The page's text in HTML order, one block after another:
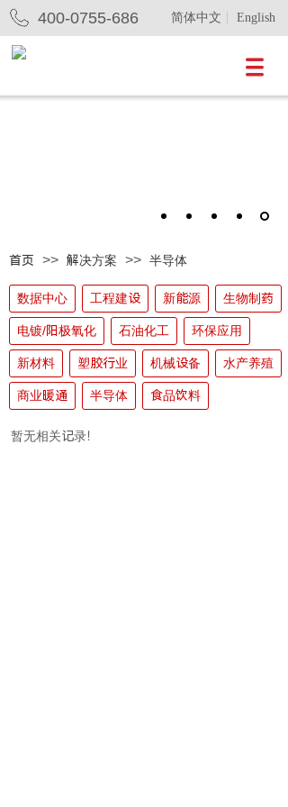
首页 >> 解决方案 >> 半导体
数据中心 工程建设 新能源 生物制药
电镀/阳极氧化 石油化工 环保应用
新材料 塑胶行业 机械设备 水产养殖
商业暖通 半导体 食品饮料
暂无相关记录！
400-0755-686 简体中文 English